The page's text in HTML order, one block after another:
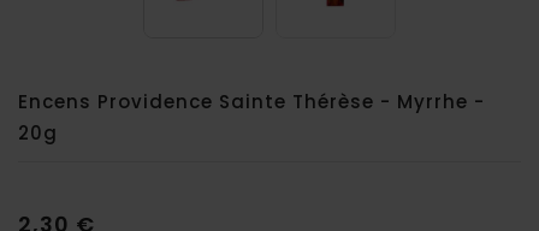
Encens Providence Sainte Thérèse - Myrrhe -
20g
2,30 €